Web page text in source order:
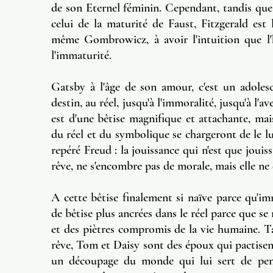
de son Eternel féminin. Cependant, tandis
celui de la maturité de Faust, Fitzgerald est
même Gombrowicz, à avoir l'intuition que
l'immaturité.
Gatsby à l'âge de son amour, c'est un
destin, au réel, jusqu'à l'immoralité, jusqu'à
est d'une bêtise magnifique et attachante,
du réel et du symbolique se chargeront de le
repéré Freud : la jouissance qui n'est que
rêve, ne s'encombre pas de morale, mais elle
A cette bêtise finalement si naïve parce
de bêtise plus ancrées dans le réel parce que
et des piètres compromis de la vie humaine.
rêve, Tom et Daisy sont des époux qui
un découpage du monde qui lui sert de